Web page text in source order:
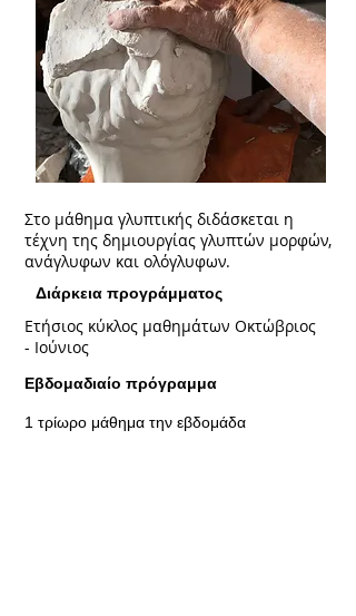
Στο μάθημα γλυπτικής διδάσκεται η
τέχνη της δημιουργίας γλυπτών μορφών,
ανάγλυφων και ολόγλυφων.
Διάρκεια προγράμματος
Ετήσιος κύκλος μαθημάτων Οκτώβριος
- Ιούνιος
Εβδομαδιαίο πρόγραμμα
1 τρίωρο μάθημα την εβδομάδα